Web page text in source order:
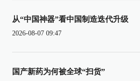
从“中国神器”看中国制造迭代升级
2026-08-07 09:47
国产新药为何被全球“扫货”